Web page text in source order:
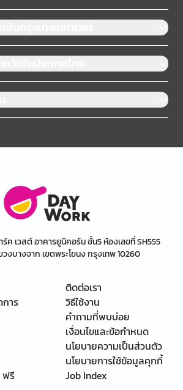
นกรุงเทพมหานคร
ดในประเทศไทย
ร์ค เวสต์ อาคารยูนิคอร์น ชั้น5 ห้องเลขที่ SH555
งบางจาก เขตพระโขนง กรุงเทพ 10260
าร
ฟรี
ติดต่อเรา
วิธีใช้งาน
คำถามที่พบบ่อย
เงื่อนไขและข้อกำหนด
นโยบายความเป็นส่วนตัว
นโยบายการใช้ข้อมูลคุกกี้
Job Index